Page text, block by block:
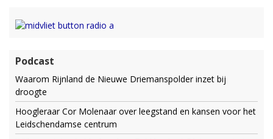
Podcast
Waarom Rijnland de Nieuwe Driemanspolder inzet bij
droogte
Hoogleraar Cor Molenaar over leegstand en kansen voor het
Leidschendamse centrum